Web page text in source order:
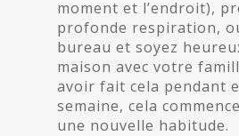
moment et l’endroit),
profonde respiration,
bureau et soyez
maison avec votre
avoir fait cela pendant
semaine, cela
une nouvelle habitude.